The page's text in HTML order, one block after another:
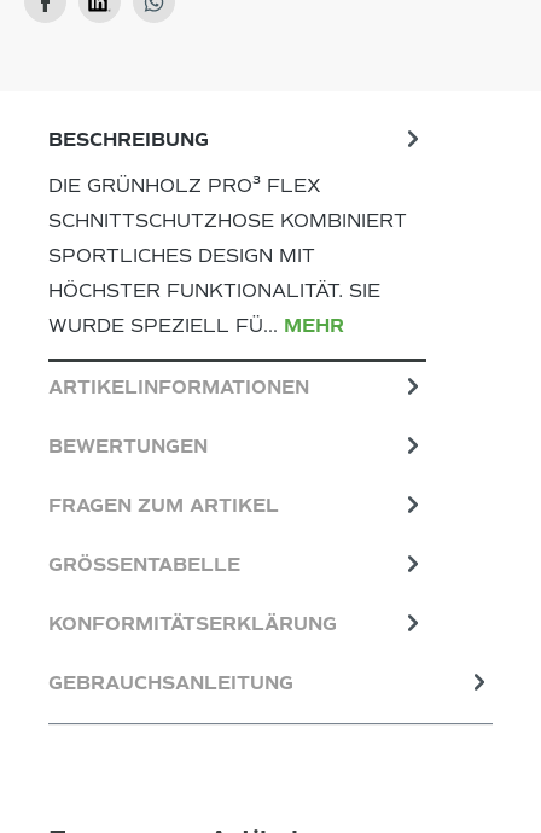
BESCHREIBUNG
DIE GRÜNHOLZ PRO³ FLEX
SCHNITTSCHUTZHOSE KOMBINIERT
SPORTLICHES DESIGN MIT
HÖCHSTER FUNKTIONALITÄT. SIE
WURDE SPEZIELL FÜ… MEHR
ARTIKELINFORMATIONEN
BEWERTUNGEN
FRAGEN ZUM ARTIKEL
GRÖSSENTABELLE
KONFORMITÄTSERKLÄRUNG
GEBRAUCHSANLEITUNG